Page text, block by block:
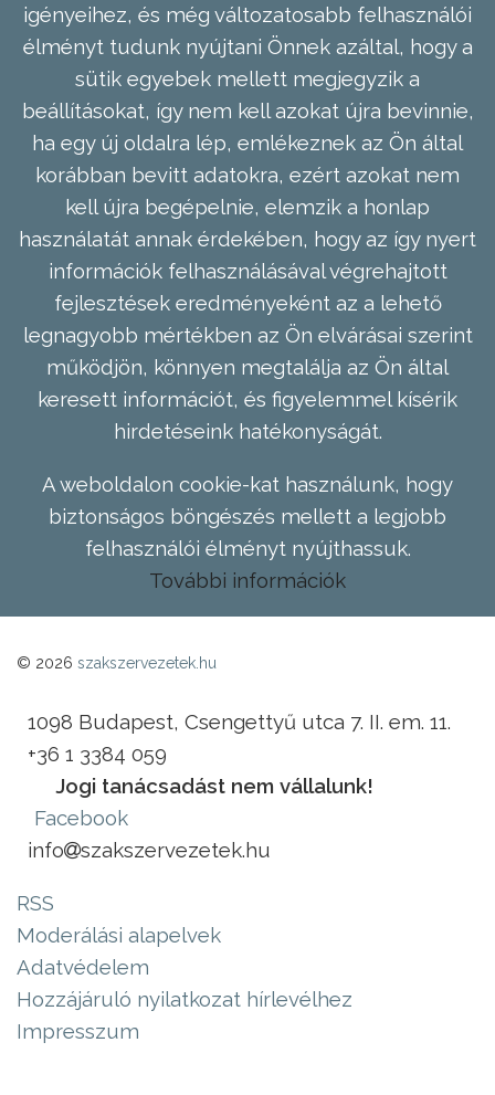
igényeihez, és még változatosabb felhasználói
élményt tudunk nyújtani Önnek azáltal, hogy a
sütik egyebek mellett megjegyzik a
beállításokat, így nem kell azokat újra bevinnie,
ha egy új oldalra lép, emlékeznek az Ön által
korábban bevitt adatokra, ezért azokat nem
kell újra begépelnie, elemzik a honlap
használatát annak érdekében, hogy az így nyert
információk felhasználásával végrehajtott
fejlesztések eredményeként az a lehető
legnagyobb mértékben az Ön elvárásai szerint
működjön, könnyen megtalálja az Ön által
keresett információt, és figyelemmel kísérik
hirdetéseink hatékonyságát.
A weboldalon cookie-kat használunk, hogy
biztonságos böngészés mellett a legjobb
felhasználói élményt nyújthassuk.
További információk
© 2026 szakszervezetek.hu
1098 Budapest, Csengettyű utca 7. II. em. 11.
+36 1 3384 059
Jogi tanácsadást nem vállalunk!
Facebook
info
szakszervezetek.hu
RSS
Moderálási alapelvek
Adatvédelem
Hozzájáruló nyilatkozat hírlevélhez
Impresszum